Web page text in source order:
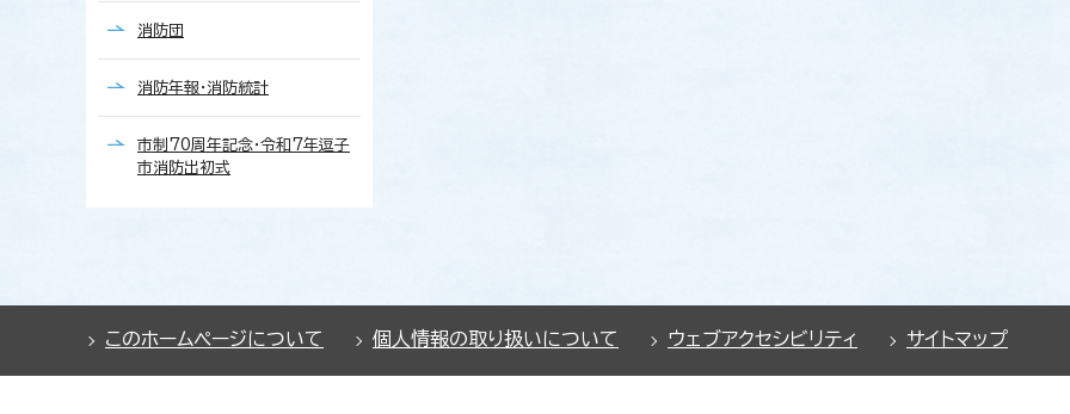
消防団
消防年報・消防統計
市制70周年記念・令和7年逗子
市消防出初式
このホームページについて 個人情報の取り扱いについて ウェブアクセシビリティ サイトマップ